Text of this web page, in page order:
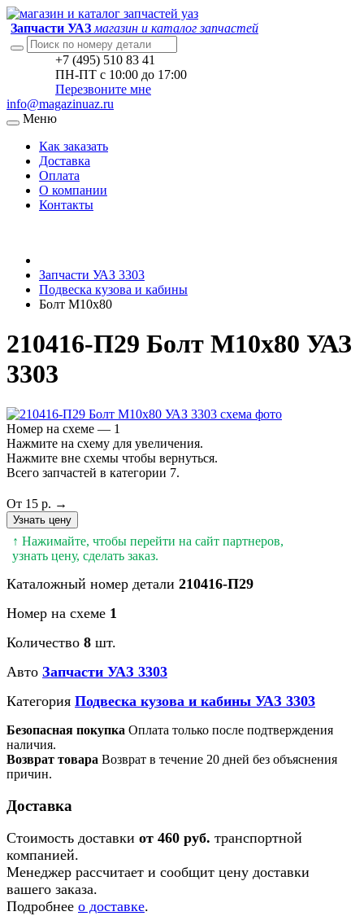
Запчасти УАЗ магазин и каталог запчастей
+7 (495) 510 83 41
ПН-ПТ с 10:00 до 17:00
Перезвоните мне
info@magazinuaz.ru
Меню
Как заказать
Доставка
Оплата
О компании
Контакты
Запчасти УАЗ 3303
Подвеска кузова и кабины
Болт M10x80
210416-П29 Болт M10x80 УАЗ
3303
Номер на схеме — 1
Нажмите на схему для увеличения.
Нажмите вне схемы чтобы вернуться.
Всего запчастей в категории 7.
От 15 р. →
Узнать цену
↑ Нажимайте, чтобы перейти на сайт партнеров,
узнать цену, сделать заказ.
Каталожный номер детали 210416-П29
Номер на схеме 1
Количество 8 шт.
Авто Запчасти УАЗ 3303
Категория Подвеска кузова и кабины УАЗ 3303
Безопасная покупка Оплата только после подтверждения
наличия.
Возврат товара Возврат в течение 20 дней без объяснения
причин.
Доставка
Стоимость доставки от 460 руб. транспортной
компанией.
Менеджер рассчитает и сообщит цену доставки
вашего заказа.
Подробнее о доставке.